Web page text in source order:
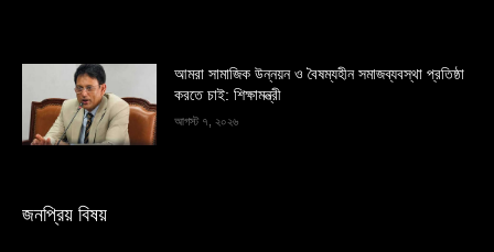
আমরা সামাজিক উন্নয়ন ও বৈষম্যহীন সমাজব্যবস্থা প্রতিষ্ঠা
করতে চাই: শিক্ষামন্ত্রী
আগস্ট ৭, ২০২৬
জনপ্রিয় বিষয়